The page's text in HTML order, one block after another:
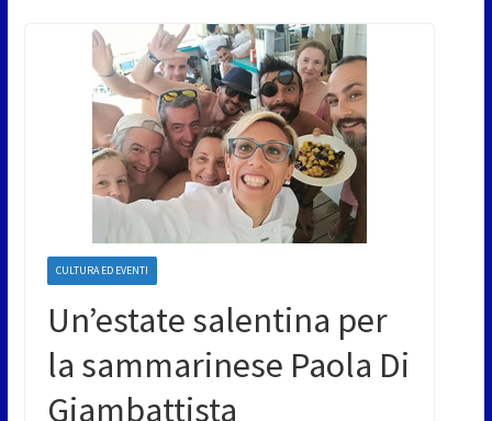
CULTURA ED EVENTI
Un’estate salentina per
la sammarinese Paola Di
Giambattista